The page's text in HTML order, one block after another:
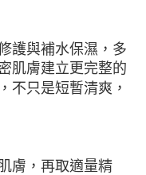
護與補水保濕，多
肌膚建立更完整的
不只是短暫清爽，
膚，再取適量精